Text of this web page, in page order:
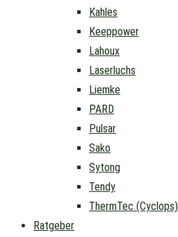
Kahles
Keeppower
Lahoux
Laserluchs
Liemke
PARD
Pulsar
Sako
Sytong
Tendy
ThermTec (Cyclops)
Ratgeber